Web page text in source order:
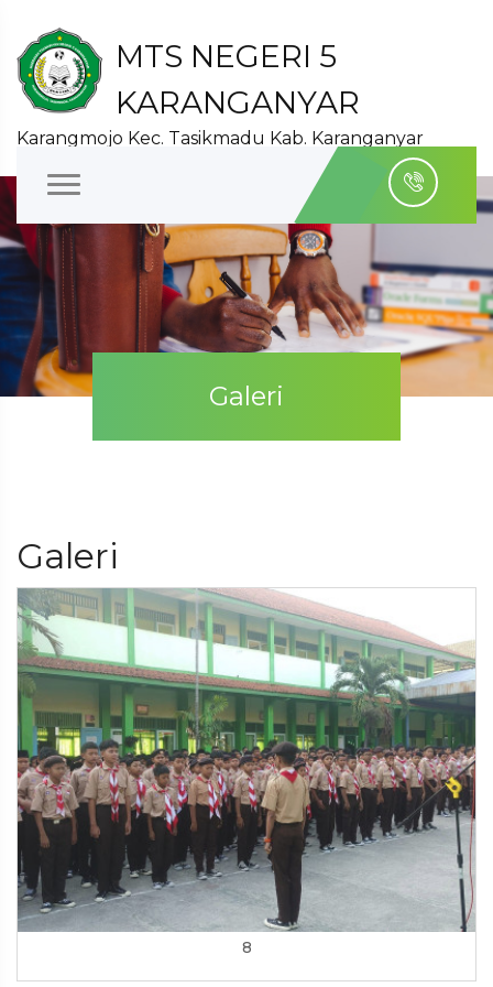
MTS NEGERI 5
KARANGANYAR
Karangmojo Kec. Tasikmadu Kab. Karanganyar
Galeri
Galeri
8